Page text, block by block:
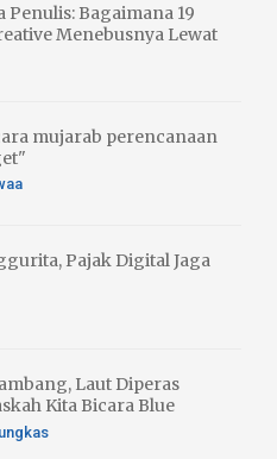
Penulis: Bagaimana 19
Menebusnya Lewat
mujarab perencanaan
Pajak Digital Jaga
Laut Diperas
Kita Bicara Blue
Exlpoitation??